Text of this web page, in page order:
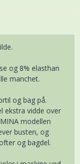
og 8% elasthan
manchet.
og bag på.
ekstra vidde over
modellen
busten, og
og bagdel.